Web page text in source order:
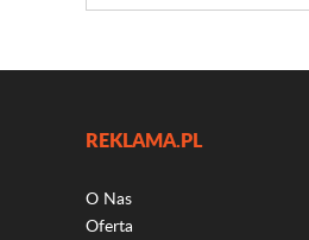
REKLAMA.PL
O Nas
Oferta